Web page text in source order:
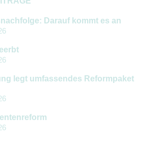
Darauf kommt es an
legt umfassendes Reformpaket